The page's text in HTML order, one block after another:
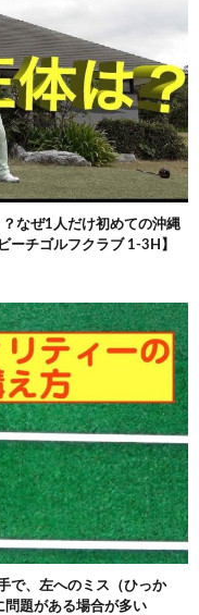
なぜ1人だけ初めての沖縄
チゴルフクラブ 1-3H】
で、左へのミス（ひっか
問題がある場合が多い